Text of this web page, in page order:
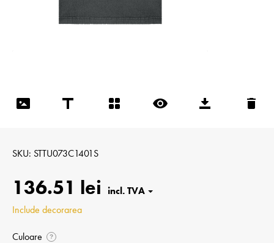
SKU STTU073C1401S
136.51 lei
Include decorarea
Culoare ?